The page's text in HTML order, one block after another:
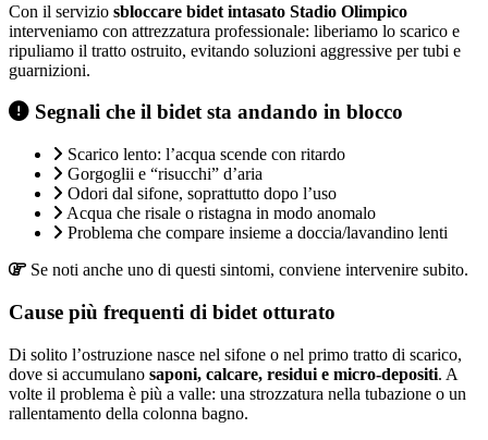
Con il servizio sbloccare bidet intasato Stadio Olimpico
interveniamo con attrezzatura professionale: liberiamo lo scarico e
ripuliamo il tratto ostruito, evitando soluzioni aggressive per tubi e
guarnizioni.
Segnali che il bidet sta andando in blocco
Scarico lento: l’acqua scende con ritardo
Gorgoglii e “risucchi” d’aria
Odori dal sifone, soprattutto dopo l’uso
Acqua che risale o ristagna in modo anomalo
Problema che compare insieme a doccia/lavandino lenti
Se noti anche uno di questi sintomi, conviene intervenire subito.
Cause più frequenti di bidet otturato
Di solito l’ostruzione nasce nel sifone o nel primo tratto di scarico,
dove si accumulano saponi, calcare, residui e micro-depositi. A
volte il problema è più a valle: una strozzatura nella tubazione o un
rallentamento della colonna bagno.